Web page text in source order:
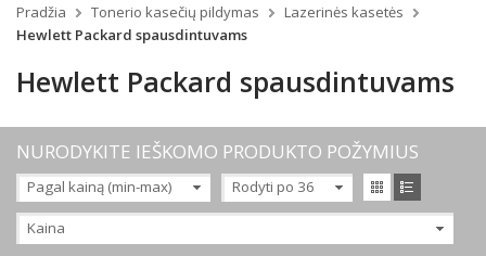
Pradžia Tonerio kasečių pildymas
Lazerinės kasetės
Hewlett Packard spausdintuvams
Hewlett Packard spausdintuvams
NURODYKITE IEŠKOMO PRODUKTO POŽYMIUS
Pagal kainą (min-max) Rodyti po 36
Kaina